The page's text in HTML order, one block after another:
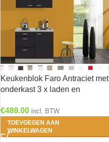
Keukenblok Faro Antraciet met
onderkast 3 x laden en
0103
€489.00 incl. BTW
TOEVOEGEN AAN
WINKELWAGEN